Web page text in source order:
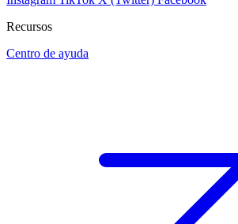
Recursos
Centro de ayuda